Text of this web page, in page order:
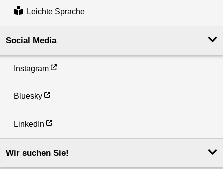
Leichte Sprache
Social Media
Instagram
Bluesky
LinkedIn
Wir suchen Sie!